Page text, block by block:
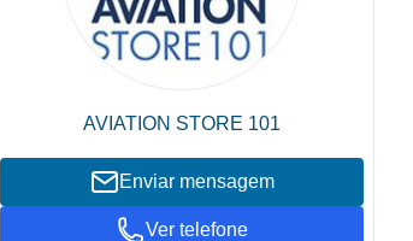
AVIATION STORE 101
Enviar mensagem
Ver telefone